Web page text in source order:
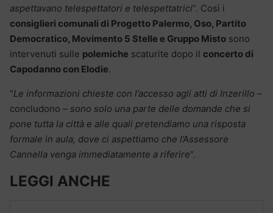
aspettavano telespettatori e telespettatrici“. Così i
consiglieri comunali di Progetto Palermo, Oso, Partito
Democratico, Movimento 5 Stelle e Gruppo Misto sono
intervenuti sulle polemiche scaturite dopo il concerto di
Capodanno con Elodie.
“Le informazioni chieste con l’accesso agli atti di Inzerillo –
concludono – sono solo una parte delle domande che si
pone tutta la città e alle quali pretendiamo una risposta
formale in aula, dove ci aspettiamo che l’Assessore
Cannella venga immediatamente a riferire“.
LEGGI ANCHE